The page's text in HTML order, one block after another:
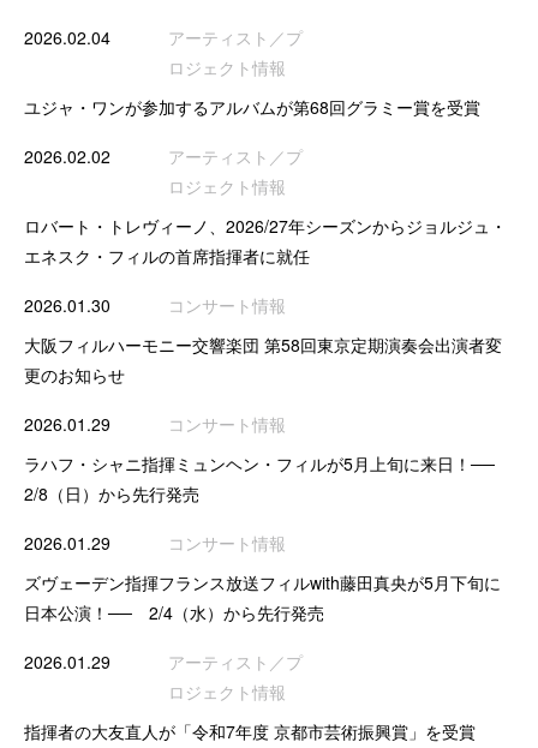
2026.02.04
アーティスト／プ
ロジェクト情報
ユジャ・ワンが参加するアルバムが第68回グラミー賞を受賞
2026.02.02
アーティスト／プ
ロジェクト情報
ロバート・トレヴィーノ、2026/27年シーズンからジョルジュ・
エネスク・フィルの首席指揮者に就任
2026.01.30
コンサート情報
大阪フィルハーモニー交響楽団 第58回東京定期演奏会出演者変
更のお知らせ
2026.01.29
コンサート情報
ラハフ・シャニ指揮ミュンヘン・フィルが5月上旬に来日！──
2/8（日）から先行発売
2026.01.29
コンサート情報
ズヴェーデン指揮フランス放送フィルwith藤田真央が5月下旬に
日本公演！── 2/4（水）から先行発売
2026.01.29
アーティスト／プ
ロジェクト情報
指揮者の大友直人が「令和7年度 京都市芸術振興賞」を受賞